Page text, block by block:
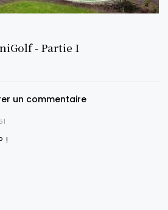
- Partie I
un commentaire
!